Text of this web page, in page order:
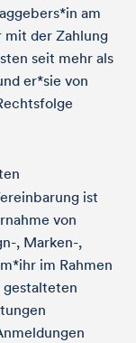
am
mit der Zahlung
seit mehr als
er*sie von
ist
von
, Marken-,
im Rahmen
gestalteten